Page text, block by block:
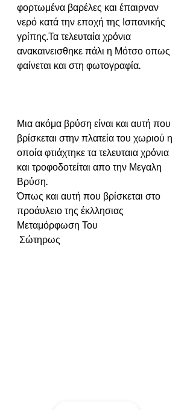
φορτωμένα βαρέλες και έπαιρναν
νερό κατά την εποχή της Ισπανικής
γρίπης.Τα τελευταία χρόνια
ανακαινεισθηκε πάλι η Μότσο οπως
φαίνεται και στη φωτογραφία.
Μια ακόμα βρύση είναι και αυτή που
βρίσκεται στην πλατεία του χωριού η
οποία φτιάχτηκε τα τελευταια χρόνια
και τροφοδοτείται απο την Μεγαλη
Βρύση.
Όπως και αυτή που βρίσκεται στο
προάυλειο της έκλλησιας
Μεταμόρφωση Του
Σώτηρως